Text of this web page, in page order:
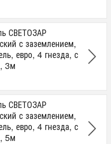
СВЕТОЗАР
с заземлением,
евро, 4 гнезда, с
3м
СВЕТОЗАР
с заземлением,
евро, 4 гнезда, с
5м